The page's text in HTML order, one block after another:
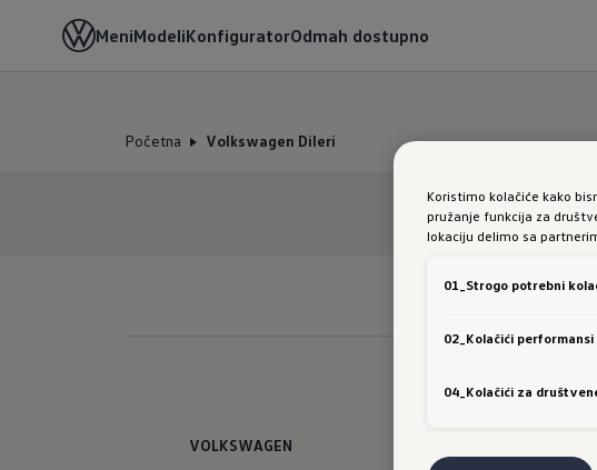
MeniModeliKonfiguratorOdmah dostupno
Početna Volkswagen Dileri
VOLKSWAGEN
Koristimo kolačiće kako
pružanje funkcija za
lokaciju delimo sa
01_Strogo potrebni
02_Kolačići performansi
04_Kolačići za